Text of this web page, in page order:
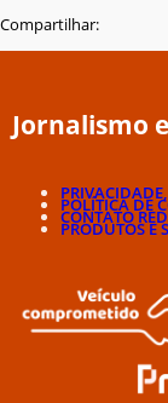
Compartilhar:
Jornalismo
POLÍTICA DE
CONTATO
PRODUTOS E